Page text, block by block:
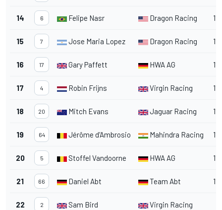
14 6 Felipe Nasr Dragon Racing
15 7 Jose Maria Lopez Dragon Racing
16 17 Gary Paffett HWA AG
17 4 Robin Frijns Virgin Racing
18 20 Mitch Evans Jaguar Racing
19 64 Jérôme d'Ambrosio Mahindra Racing
20 5 Stoffel Vandoorne HWA AG
21 66 Daniel Abt Team Abt
22 2 Sam Bird Virgin Racing